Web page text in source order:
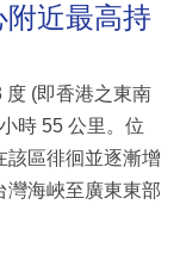
附近最高持
度 (即香港之東南
時 55 公里。位
該區徘徊並逐漸增
灣海峽至廣東東部